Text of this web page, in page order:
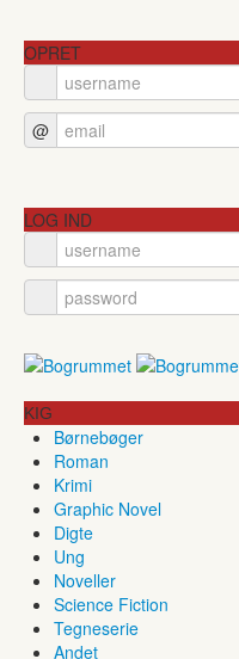
OPRET
@
LOG IND
KIG
Børnebøger
Roman
Krimi
Graphic Novel
Digte
Ung
Noveller
Science Fiction
Tegneserie
Andet